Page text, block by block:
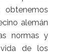
alemán
normas y
de los